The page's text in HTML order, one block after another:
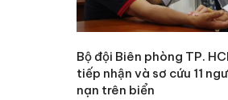
Bộ đội Biên phòng TP.
tiếp nhận và sơ cứu 11
nạn trên biển